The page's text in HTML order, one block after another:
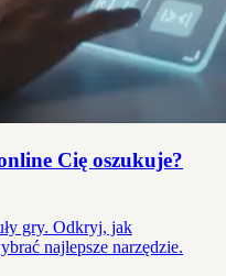
Cię oszukuje?
gry. Odkryj, jak
najlepsze narzędzie.